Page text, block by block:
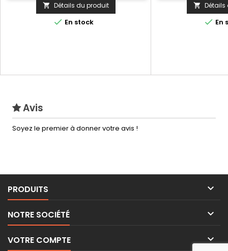
 Détails du produit
 En stock
 Détails
 En
Avis
Soyez le premier à donner votre avis !
PRODUITS 
NOTRE SOCIÉTÉ 
VOTRE COMPTE 